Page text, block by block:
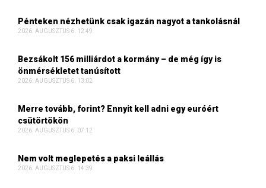
Pénteken nézhetünk csak igazán nagyot a tankolásnál
2026. AUGUSZTUS 6. 12:49
Bezsákolt 156 milliárdot a kormány – de még így is
önmérsékletet tanúsított
2026. AUGUSZTUS 6. 13:02
Merre tovább, forint? Ennyit kell adni egy euróért
csütörtökön
2026. AUGUSZTUS 6. 07:12
Nem volt meglepetés a paksi leállás
2026. AUGUSZTUS 6. 14:39